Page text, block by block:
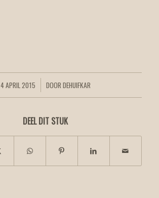
4 APRIL 2015
/ DOORDEHUIFKAR
DEEL DIT STUK